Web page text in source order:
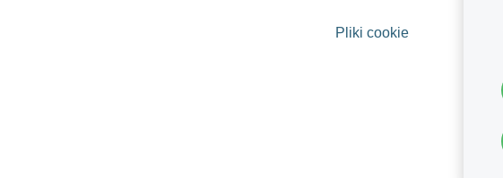
Pliki cookie